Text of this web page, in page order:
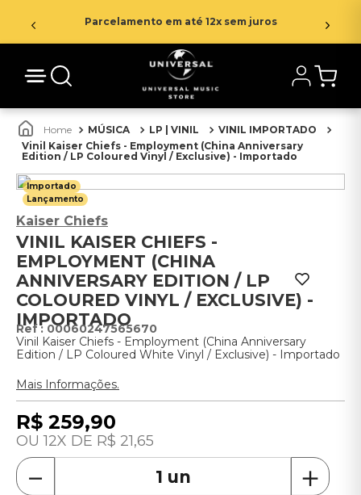
Parcelamento em até 12x sem juros
MÚSICA LP | VINIL
VINIL IMPORTADO
Vinil Kaiser Chiefs - Employment (China Anniversary
Edition / LP Coloured Vinyl / Exclusive) - Importado
Importado
Lançamento
Kaiser Chiefs
VINIL KAISER CHIEFS -
EMPLOYMENT (CHINA
ANNIVERSARY EDITION / LP
COLOURED VINYL / EXCLUSIVE) -
IMPORTADO
: 00060247565670
Vinil Kaiser Chiefs - Employment (China Anniversary
Edition / LP Coloured White Vinyl / Exclusive) - Importado
Mais Informações.
R$ 259,90
12 R$ 21,65
＋
－